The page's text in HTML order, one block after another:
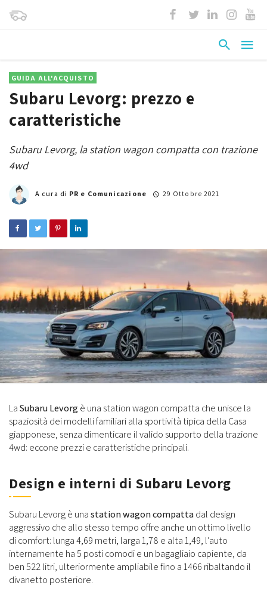
GUIDA ALL'ACQUISTO
Subaru Levorg: prezzo e
caratteristiche
Subaru Levorg, la station wagon compatta con trazione
4wd
A cura di PR e Comunicazione 29 Ottobre 2021
LaSubaru Levorgè una station wagon compatta che unisce la
spaziosità dei modelli familiari alla sportività tipica della Casa
giapponese, senza dimenticare il valido supporto della trazione
4wd: eccone prezzi e caratteristiche principali.
Design e interni di Subaru Levorg
Subaru Levorg è unastation wagon compattadal design
aggressivo che allo stesso tempo offre anche un ottimo livello
di comfort: lunga 4,69 metri, larga 1,78 e alta 1,49, l’auto
internamente ha 5 posti comodi e un bagagliaio capiente, da
ben 522 litri, ulteriormente ampliabile fino a 1466 ribaltando il
divanetto posteriore.